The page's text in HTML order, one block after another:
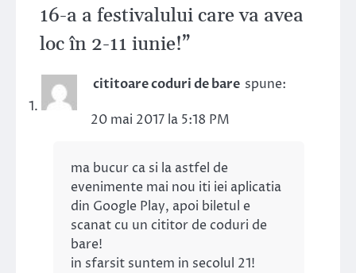
16-a a festivalului care va avea
loc în 2-11 iunie!”
cititoare coduri de bare spune:
20 mai 2017 la 5:18 PM
ma bucur ca si la astfel de
evenimente mai nou iti iei aplicatia
din Google Play, apoi biletul e
scanat cu un cititor de coduri de
bare!
in sfarsit suntem in secolul 21!